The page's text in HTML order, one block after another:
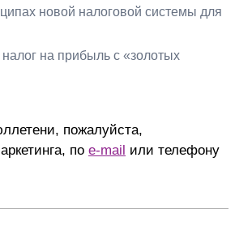
новой налоговой системы для
на прибыль с «золотых
пожалуйста,
по e-mail или телефону